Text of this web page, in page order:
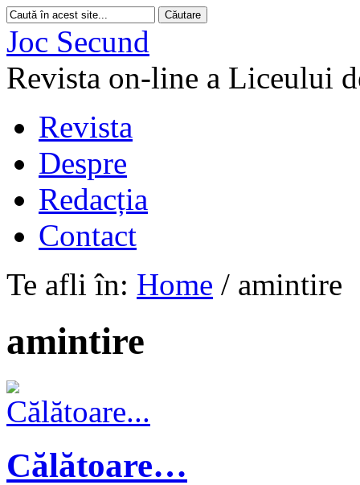
Joc Secund
Revista on-line a Liceului
Revista
Despre
Redacția
Contact
Te afli în: Home / amintire
amintire
Călătoare…